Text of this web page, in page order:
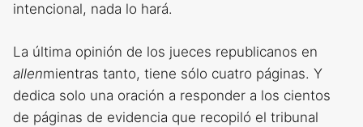
intencional, nada lo hará.
La última opinión de los jueces republicanos en
allenmientras tanto, tiene sólo cuatro páginas. Y
dedica solo una oración a responder a los cientos
de páginas de evidencia que recopiló el tribunal